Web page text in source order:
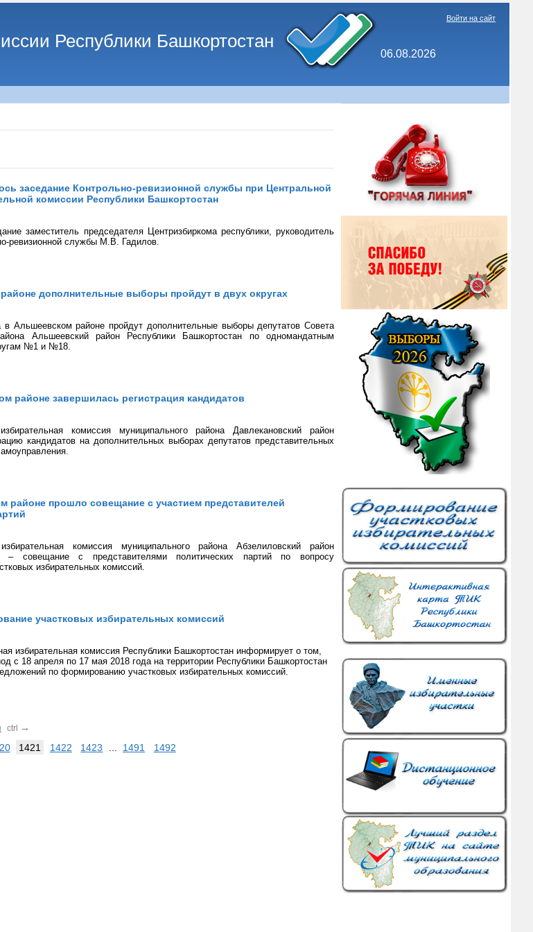
Республики Башкортостан
06.08.2026
Войти на сайт
заседание Контрольно-ревизионной службы при Центральной
комиссии Республики Башкортостан
заместитель председателя Центризбиркома республики, руководитель
ревизионной службы М.В. Гадилов.
дополнительные выборы пройдут в двух округах
в Альшеевском районе пройдут дополнительные выборы депутатов Совета
Альшеевский район Республики Башкортостан по одномандатным
№1 и №18.
районе завершилась регистрация кандидатов
комиссия муниципального района Давлекановский район
кандидатов на дополнительных выборах депутатов представительных
районе прошло совещание с участием представителей
комиссия муниципального района Абзелиловский район
– совещание с представителями политических партий по вопросу
избирательных комиссий.
участковых избирательных комиссий
избирательная комиссия Республики Башкортостан информирует о том,
с 18 апреля по 17 мая 2018 года на территории Республики Башкортостан
по формированию участковых избирательных комиссий.
ctrl →
1421 1422 1423 1491 1492